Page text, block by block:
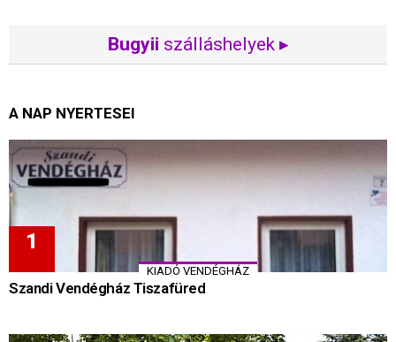
Bugyii szálláshelyek ▸
A NAP NYERTESEI
KIADÓ VENDÉGHÁZ
Szandi Vendégház Tiszafüred